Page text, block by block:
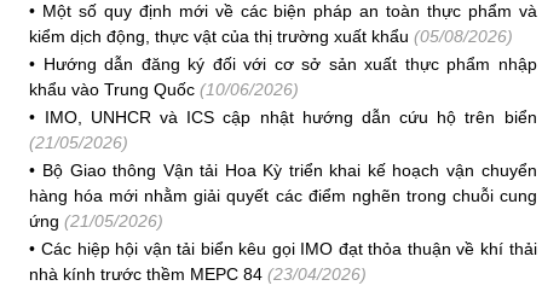
• Một số quy định mới về các biện pháp an toàn thực phẩm và
kiểm dịch động, thực vật của thị trường xuất khẩu (05/08/2026)
• Hướng dẫn đăng ký đối với cơ sở sản xuất thực phẩm nhập
khẩu vào Trung Quốc (10/06/2026)
• IMO, UNHCR và ICS cập nhật hướng dẫn cứu hộ trên biển
(21/05/2026)
• Bộ Giao thông Vận tải Hoa Kỳ triển khai kế hoạch vận chuyển
hàng hóa mới nhằm giải quyết các điểm nghẽn trong chuỗi cung
ứng (21/05/2026)
•Các hiệp hội vận tải biển kêu gọi IMO đạt thỏa thuận về khí thải
nhà kính trước thềm MEPC 84 (23/04/2026)